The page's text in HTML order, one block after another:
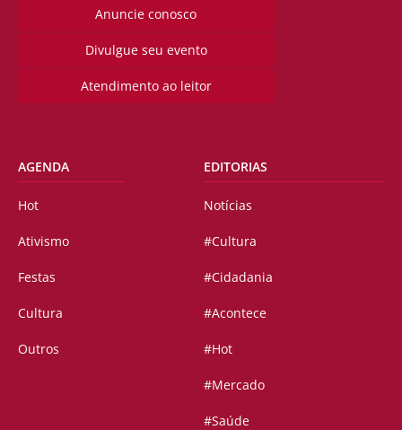
Anuncie conosco
Divulgue seu evento
Atendimento ao leitor
AGENDA
Hot
Ativismo
Festas
Cultura
Outros
EDITORIAS
Notícias
#Cultura
#Cidadania
#Acontece
#Hot
#Mercado
#Saúde